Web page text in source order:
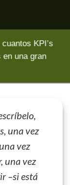
KPI’s
en una gran
una vez
vez
una vez
–si está